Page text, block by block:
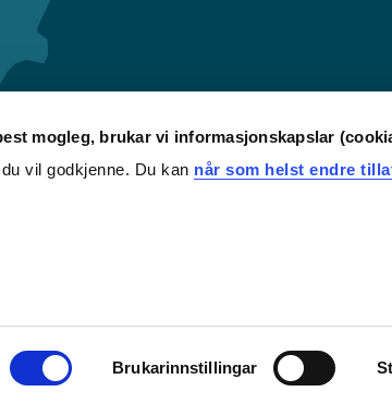
mogleg, brukar vi informasjonskapslar
vil godkjenne. Du kan når som helst endre
Brukarinnstillingar